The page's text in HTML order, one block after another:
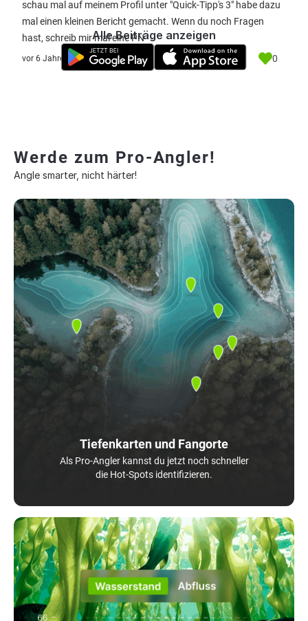
schau mal auf meinem Profil unter "Quick-Tipp's 3" habe dazu
mal einen kleinen Bericht gemacht. Wenn du noch Fragen
hast, schreib mir mal eine PN
vor 6 Jahre 0
Alle Beiträge anzeigen
Werde zum Pro-Angler!
Angle smarter, nicht härter!
Tiefenkarten und Fangorte
Als Pro-Angler kannst du jetzt noch schneller
die Hot-Spots identifizieren.